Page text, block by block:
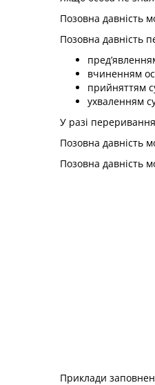
Позовна давність
Позовна давність
вчиненням
прийняттям
ухваленням
У разі
Позовна давність
Позовна давність
Приклади